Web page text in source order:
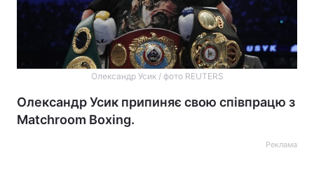
Олександр Усик / фото REUTERS
Олександр Усик припиняє свою співпрацю з
Matchroom Boxing.
Реклама